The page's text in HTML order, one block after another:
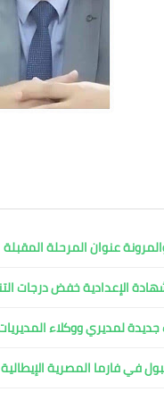
عنوان المرحلة المقبلة
الإعدادية خفض درجات
لمديري ووكلاء
في فارما المصرية الإيطالية